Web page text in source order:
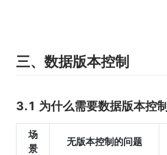
三、数据版本控制
3.1 为什么需要数据版本控制
场
景
无版本控制的问题